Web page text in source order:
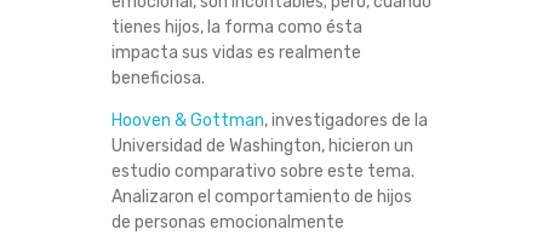
tienes hijos, la forma como ésta
impacta sus vidas es realmente
beneficiosa.
Hooven & Gottman, investigadores de la
Universidad de Washington, hicieron un
estudio comparativo sobre este tema.
Analizaron el comportamiento de hijos
de personas emocionalmente